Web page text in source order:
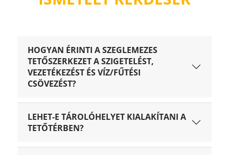
HOGYAN ÉRINTI A SZEGLEMEZES
TETŐSZERKEZET A SZIGETELÉST,
VEZETÉKEZÉST ÉS VÍZ/FŰTÉSI
CSÖVEZÉST?
LEHET-E TÁROLÓHELYET KIALAKÍTANI A
TETŐTÉRBEN?